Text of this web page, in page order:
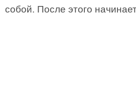
собой. После этого